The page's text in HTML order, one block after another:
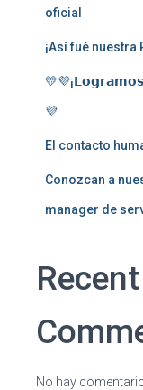
oficial
¡Así fué nuestra
💜
El contacto
Conozcan a
manager de
Recent
No hay